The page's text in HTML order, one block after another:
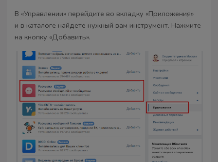
В «Управлении» перейдите во вкладку «Приложения»
и в каталоге найдете нужный вам инструмент. Нажмите
на кнопку «Добавить».